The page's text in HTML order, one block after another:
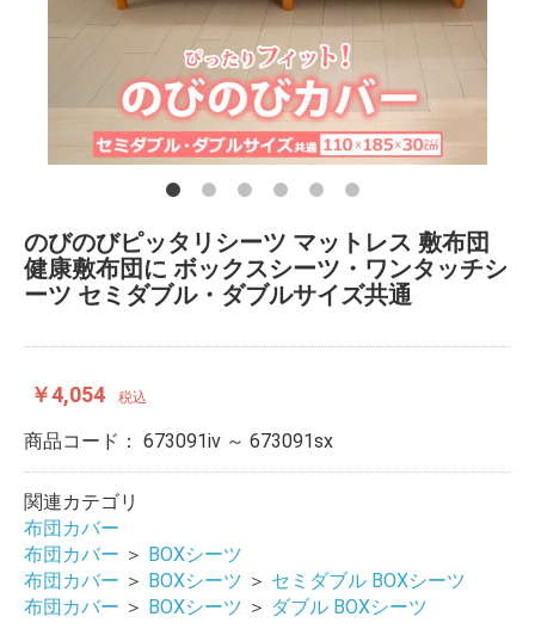
のびのびピッタリシーツ マットレス 敷布団
健康敷布団に ボックスシーツ・ワンタッチシ
ーツ セミダブル・ダブルサイズ共通
￥4,054 税込
商品コード： 673091iv ～ 673091sx
関連カテゴリ
布団カバー
布団カバー ＞ BOXシーツ
布団カバー ＞ BOXシーツ ＞ セミダブル BOXシーツ
布団カバー ＞ BOXシーツ ＞ ダブル BOXシーツ